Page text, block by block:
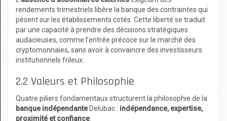
rendements trimestriels libère la banque des contraintes qui
pèsent sur les établissements cotés. Cette liberté se traduit
par une capacité à prendre des décisions stratégiques
audacieuses, comme l’entrée précoce sur le marché des
cryptomonnaies, sans avoir à convaincre des investisseurs
institutionnels frileux.
2.2 Valeurs et Philosophie
Quatre piliers fondamentaux structurent la philosophie de la
banque indépendanteDelubac : indépendance, expertise,
proximité et confiance.